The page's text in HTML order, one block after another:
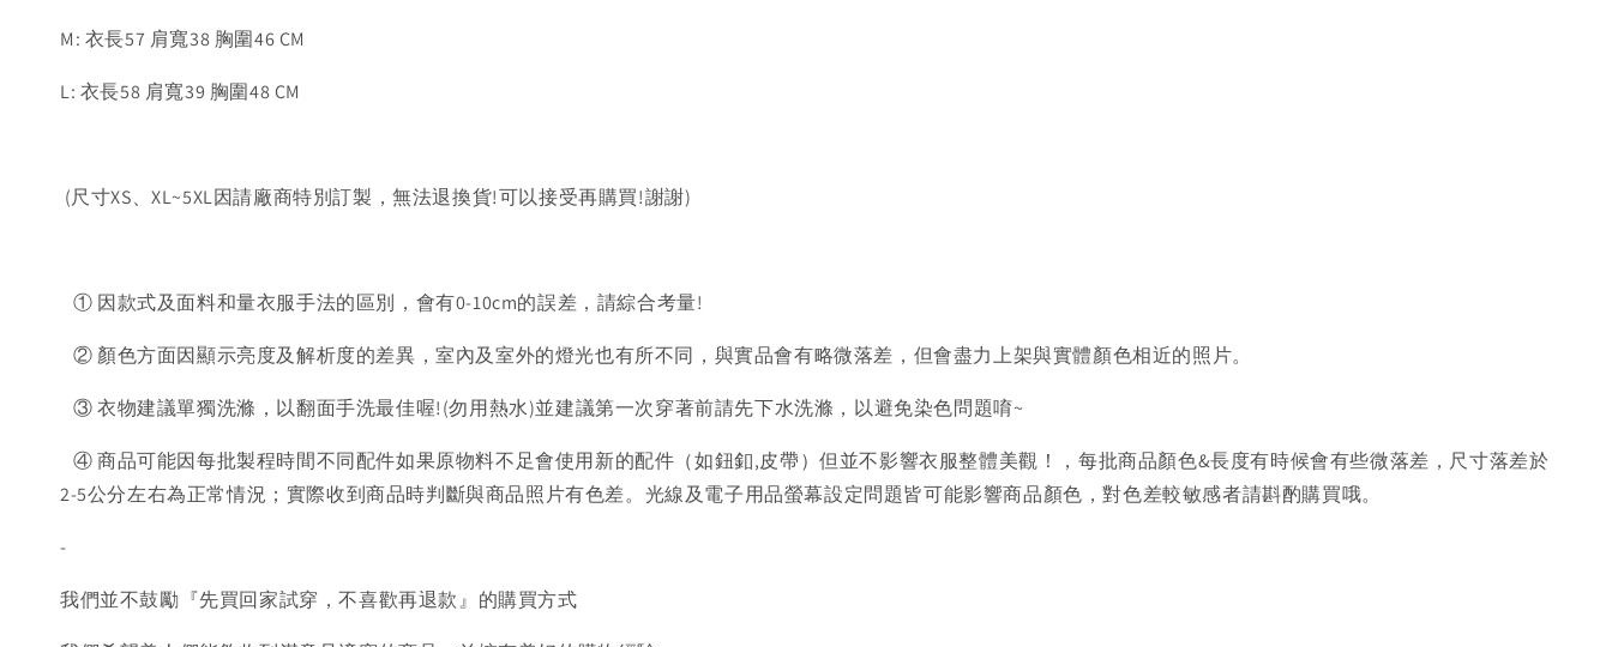
M: 衣長57 肩寬38 胸圍46 CM
L: 衣長58 肩寬39 胸圍48 CM
(尺寸XS、XL~5XL因請廠商特別訂製，無法退換貨!可以接受再購買!謝謝)
① 因款式及面料和量衣服手法的區別，會有0-10cm的誤差，請綜合考量!
② 顏色方面因顯示亮度及解析度的差異，室內及室外的燈光也有所不同，與實品會有略微落差，但會盡力上架與實體顏色相近的照片。
③ 衣物建議單獨洗滌，以翻面手洗最佳喔!(勿用熱水)並建議第一次穿著前請先下水洗滌，以避免染色問題唷~
④ 商品可能因每批製程時間不同配件如果原物料不足會使用新的配件（如鈕釦,皮帶）但並不影響衣服整體美觀！，每批商品顏色&長度有時候會有些微落差，尺寸落差於
2-5公分左右為正常情況；實際收到商品時判斷與商品照片有色差。光線及電子用品螢幕設定問題皆可能影響商品顏色，對色差較敏感者請斟酌購買哦。
-
我們並不鼓勵『先買回家試穿，不喜歡再退款』的購買方式